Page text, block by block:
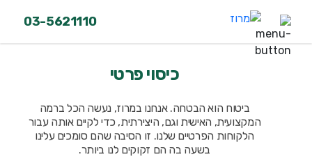
03-5621110
כיסוי פרטי
ביטוח הוא הבטחה. אנחנו במרוז, נעשה הכל ברמה
המקצועית, האישית וגם, היצירתית, כדי לקיים אותה עבור
הלקוחות הפרטיים שלנו. זו הסיבה שהם סומכים עלינו
בשעה בה הם זקוקים לנו ביותר.